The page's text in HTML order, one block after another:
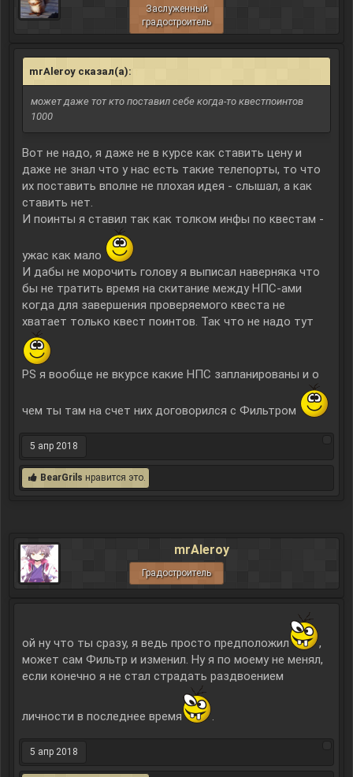
Заслуженный
градостроитель
mrAleroy сказал(а):
может даже тот кто поставил себе когда-то квестпоинтов
1000
Вот не надо, я даже не в курсе как ставить цену и
даже не знал что у нас есть такие телепорты, то что
их поставить вполне не плохая идея - слышал, а как
ставить нет.
И поинты я ставил так как толком инфы по квестам -
ужас как мало
И дабы не морочить голову я выписал наверняка что
бы не тратить время на скитание между НПС-ами
когда для завершения проверяемого квеста не
хватает только квест поинтов. Так что не надо тут
PS я вообще не вкурсе какие НПС запланированы и о
чем ты там на счет них договорился с Фильтром
5 апр 2018
BearGrils нравится это.
mrAleroy
Градостроитель
ой ну что ты сразу, я ведь просто предположил
,
может сам Фильтр и изменил. Ну я по моему не менял,
если конечно я не стал страдать раздвоением
личности в последнее время .
5 апр 2018